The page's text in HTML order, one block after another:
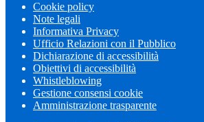
Cookie policy
Note legali
Informativa Privacy
Ufficio Relazioni con il Pubblico
Dichiarazione di accessibilità
Obiettivi di accessibilità
Whistleblowing
Gestione consensi cookie
Amministrazione trasparente